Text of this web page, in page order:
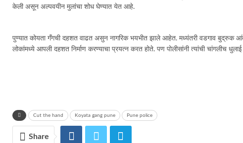
केली असून अल्पवयीन मुलांचा शोध घेण्यात येत आहे.
पुण्यात कोयता गँगची दहशत वाढत असुन नागरिक भयभीत झाले आहेत. मध्यंतरी वडगाव बुद्रुक
लोकांमध्ये आपली दहशत निर्माण करण्याचा प्रयत्न करत होते. पण पोलीसांनी त्यांची चांगलीच धुलाई
Cut the hand Koyata gang pune Pune police
Share